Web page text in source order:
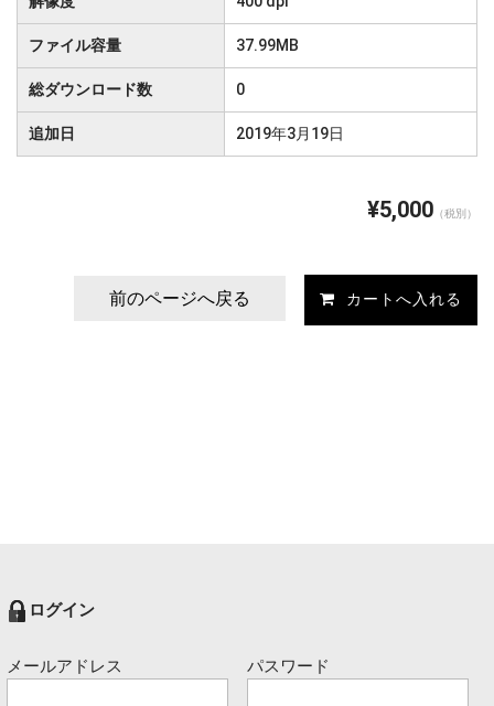
ファイル容量 37.99MB
総ダウンロード数 0
追加日 2019年3月19日
¥5,000 （税別）
前のページへ戻る
ログイン
メールアドレス パスワード